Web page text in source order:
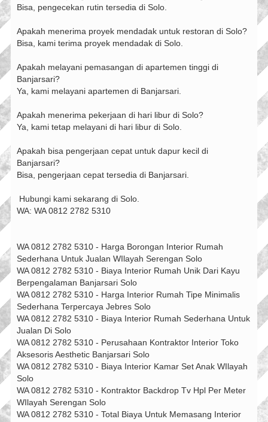
Bisa, pengecekan rutin tersedia di Solo.
Apakah menerima proyek mendadak untuk restoran di Solo?
Bisa, kami terima proyek mendadak di Solo.
Apakah melayani pemasangan di apartemen tinggi di
Banjarsari?
Ya, kami melayani apartemen di Banjarsari.
Apakah menerima pekerjaan di hari libur di Solo?
Ya, kami tetap melayani di hari libur di Solo.
Apakah bisa pengerjaan cepat untuk dapur kecil di
Banjarsari?
Bisa, pengerjaan cepat tersedia di Banjarsari.
️ Hubungi kami sekarang di Solo.
WA: WA 0812 2782 5310
WA 0812 2782 5310 - Harga Borongan Interior Rumah
Sederhana Untuk Jualan WIlayah Serengan Solo
WA 0812 2782 5310 - Biaya Interior Rumah Unik Dari Kayu
Berpengalaman Banjarsari Solo
WA 0812 2782 5310 - Harga Interior Rumah Tipe Minimalis
Sederhana Terpercaya Jebres Solo
WA 0812 2782 5310 - Biaya Interior Rumah Sederhana Untuk
Jualan Di Solo
WA 0812 2782 5310 - Perusahaan Kontraktor Interior Toko
Aksesoris Aesthetic Banjarsari Solo
WA 0812 2782 5310 - Biaya Interior Kamar Set Anak WIlayah
Solo
WA 0812 2782 5310 - Kontraktor Backdrop Tv Hpl Per Meter
WIlayah Serengan Solo
WA 0812 2782 5310 - Total Biaya Untuk Memasang Interior